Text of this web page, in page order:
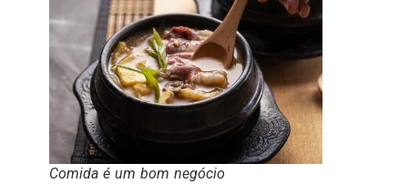
Comida é um bom negócio